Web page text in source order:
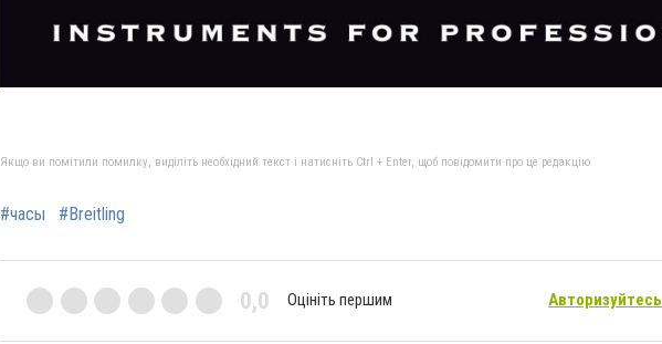
Якщо ви помітили помилку, виділіть необхідний текст і натисніть Ctrl + Enter, щоб повідомити про це редакцію
#часы #Breitling
0,0 Оцініть першим Авторизуйтесь